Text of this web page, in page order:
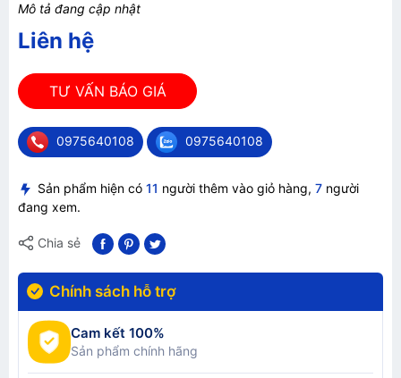
Mô tả đang cập nhật
Liên hệ
TƯ VẤN BÁO GIÁ
0975640108 0975640108
Sản phẩm hiện có 11 người thêm vào giỏ hàng, 7 người
đang xem.
Chia sẻ
Chính sách hỗ trợ
Cam kết 100%
Sản phẩm chính hãng